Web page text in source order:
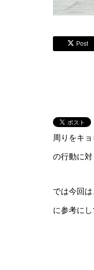
Post
周りをキ
の行動に
では今回
に参考にし